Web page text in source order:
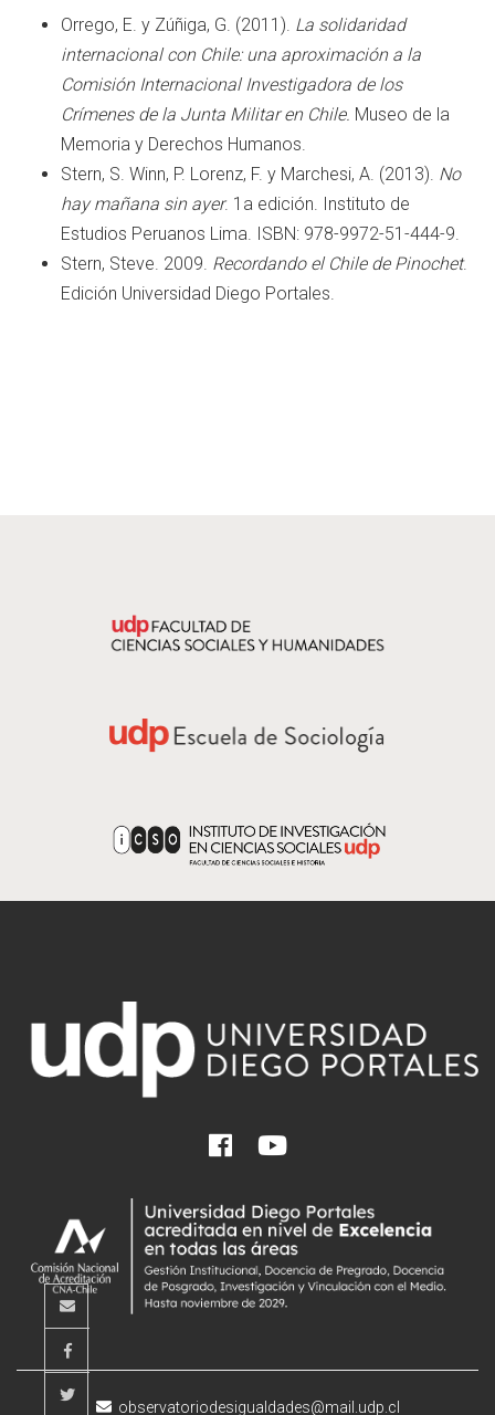
Orrego, E. y Zúñiga, G. (2011). La solidaridad
internacional con Chile: una aproximación a la
Comisión Internacional Investigadora de los
Crímenes de la Junta Militar en Chile. Museo de la
Memoria y Derechos Humanos.
Stern, S. Winn, P. Lorenz, F. y Marchesi, A. (2013). No
hay mañana sin ayer. 1a edición. Instituto de
Estudios Peruanos Lima. ISBN: 978-9972-51-444-9.
Stern, Steve. 2009. Recordando el Chile de Pinochet.
Edición Universidad Diego Portales.
observatoriodesigualdades@mail.udp.cl